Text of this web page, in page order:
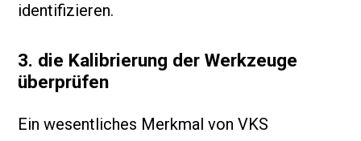
identifizieren.
3. die Kalibrierung der Werkzeuge
überprüfen
Ein wesentliches Merkmal von VKS